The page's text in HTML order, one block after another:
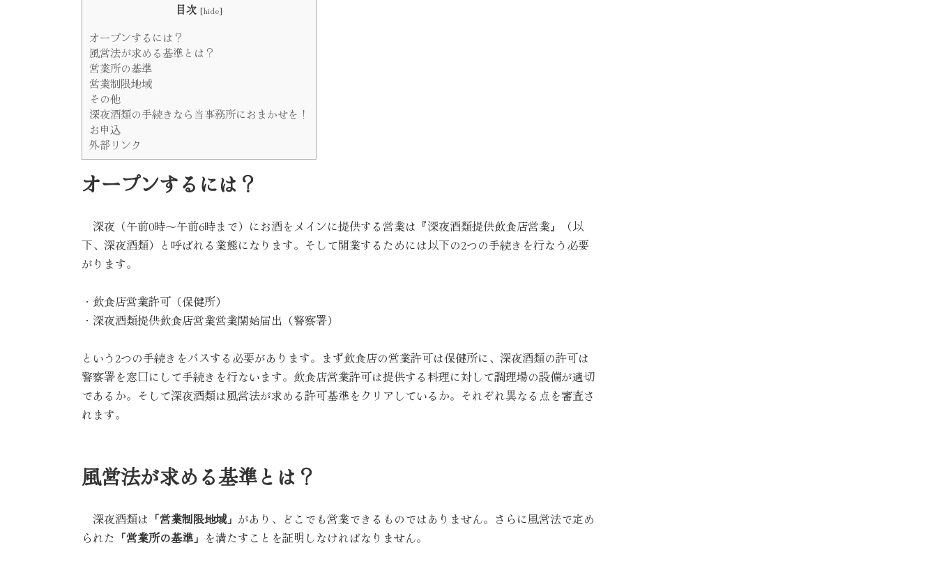
目次 [hide]
オープンするには？
風営法が求める基準とは？
営業所の基準
営業制限地域
その他
深夜酒類の手続きなら当事務所におまかせを！
お申込
外部リンク
オープンするには？
深夜（午前0時～午前6時まで）にお酒をメインに提供する営業は『深夜酒類提供飲食店営業』（以
下、深夜酒類）と呼ばれる業態になります。そして開業するためには以下の2つの手続きを行なう必要
がります。
・飲食店営業許可（保健所）
・深夜酒類提供飲食店営業営業開始届出（警察署）
という2つの手続きをパスする必要があります。まず飲食店の営業許可は保健所に、深夜酒類の許可は
警察署を窓口にして手続きを行ないます。飲食店営業許可は提供する料理に対して調理場の設備が適切
であるか。そして深夜酒類は風営法が求める許可基準をクリアしているか。それぞれ異なる点を審査さ
れます。
風営法が求める基準とは？
深夜酒類は 「営業制限地域」 があり、どこでも営業できるものではありません。さらに風営法で定め
られた 「営業所の基準」 を満たすことを証明しなければなりません。